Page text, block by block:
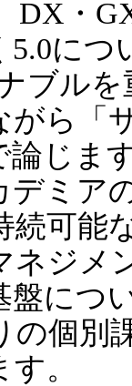
DX・
5.0に
ブル
がら「
論じま
デミア
続可能
ネジメ
盤につ
の個別
。